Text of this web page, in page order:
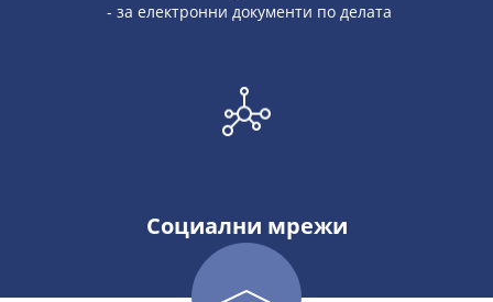
- за електронни документи по делата
Социални мрежи